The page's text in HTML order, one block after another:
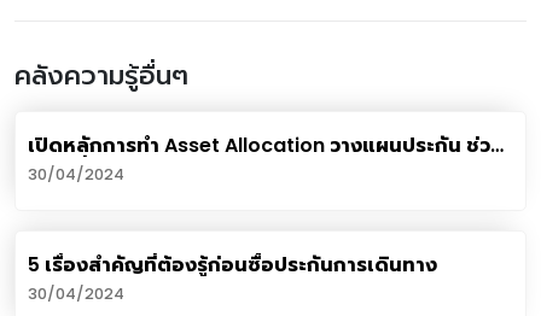
คลังความรู้อื่นๆ
เปิดหลักการทำ Asset Allocation วางแผนประกัน ช่วย
ป้องเสี่ยงครบด้าน
30/04/2024
5 เรื่องสำคัญที่ต้องรู้ก่อนซื้อประกันการเดินทาง
30/04/2024